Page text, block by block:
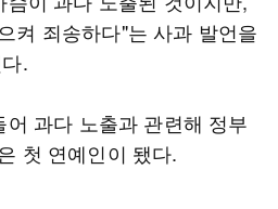
켜 죄송하다"는 사과 발언을
.
과다 노출과 관련해 정부
첫 연예인이 됐다.